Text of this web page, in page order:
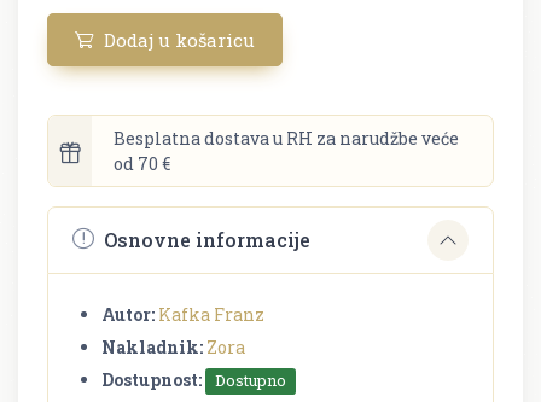
Dodaj u košaricu
Besplatna dostava u RH za narudžbe veće
od 70 €
Osnovne informacije
Autor: Kafka Franz
Nakladnik: Zora
Dostupnost:
Dostupno